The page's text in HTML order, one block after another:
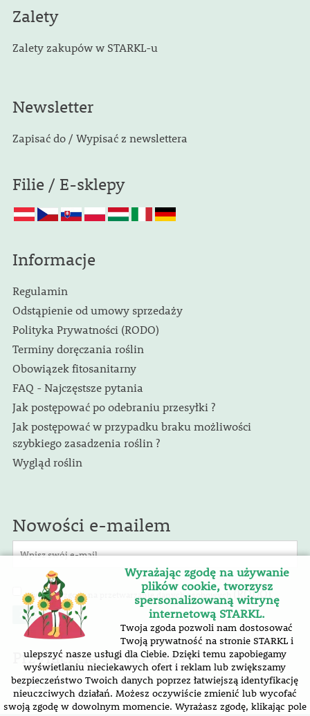
Zalety
Zalety zakupów w STARKL-u
Newsletter
Zapisać do / Wypisać z newslettera
Filie / E-sklepy
Informacje
Regulamin
Odstąpienie od umowy sprzedaży
Polityka Prywatności (RODO)
Terminy doręczania roślin
Obowiązek fitosanitarny
FAQ - Najczęstsze pytania
Jak postępować po odebraniu przesyłki ?
Jak postępować w przypadku braku możliwości
szybkiego zasadzenia roślin ?
Wygląd roślin
Nowości e-mailem
Wyrażam zgodę na przetwarzanie danych osobowych (RODO)
Przyłączcie się do nas !
Wyrażając zgodę na używanie
plików cookie, tworzysz
spersonalizowaną witrynę
internetową STARKL.
Twoja zgoda pozwoli nam dostosować
Twoją prywatność na stronie STARKL i
ulepszyć nasze usługi dla Ciebie. Dzięki temu zapobiegamy
wyświetlaniu nieciekawych ofert i reklam lub zwiększamy
bezpieczeństwo Twoich danych poprzez łatwiejszą identyfikację
nieuczciwych działań. Możesz oczywiście zmienić lub wycofać
swoją zgodę w dowolnym momencie. Wyrażasz zgodę, klikając pole